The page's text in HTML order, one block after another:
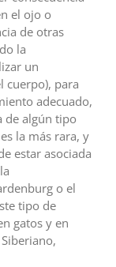
el ojo o
de otras
la
un
cuerpo), para
adecuado,
de algún tipo
la más rara, y
estar asociada
o el
tipo de
gatos y en